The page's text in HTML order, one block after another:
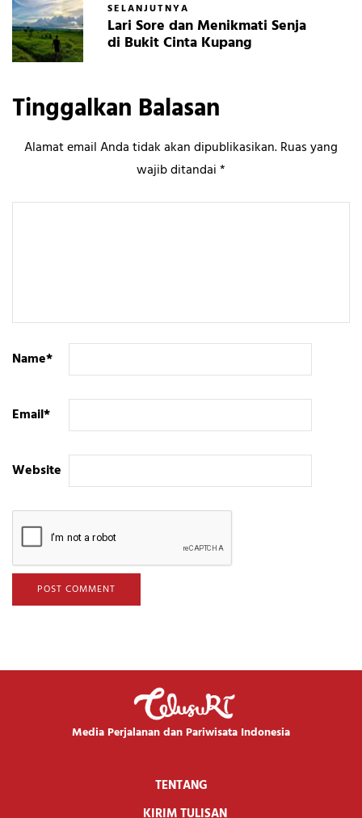
SELANJUTNYA
Lari Sore dan Menikmati Senja
di Bukit Cinta Kupang
Tinggalkan Balasan
Alamat email Anda tidak akan dipublikasikan.Ruas yang
wajib ditandai*
Name*
Email*
Website
Media Perjalanan dan Pariwisata Indonesia
TENTANG